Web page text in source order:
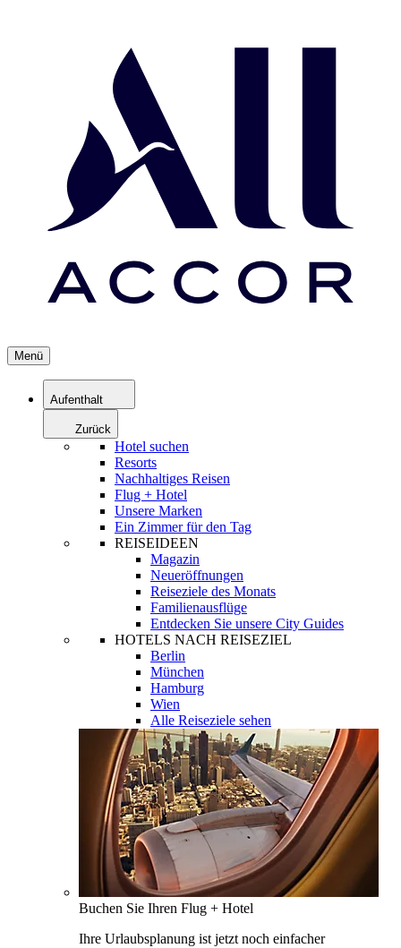
Menü
Aufenthalt
Zurück
Hotel suchen
Resorts
Nachhaltiges Reisen
Flug + Hotel
Unsere Marken
Ein Zimmer für den Tag
REISEIDEEN
Magazin
Neueröffnungen
Reiseziele des Monats
Familienausflüge
Entdecken Sie unsere City Guides
HOTELS NACH REISEZIEL
Berlin
München
Hamburg
Wien
Alle Reiseziele sehen
Buchen Sie Ihren Flug + Hotel
Ihre Urlaubsplanung ist jetzt noch einfacher